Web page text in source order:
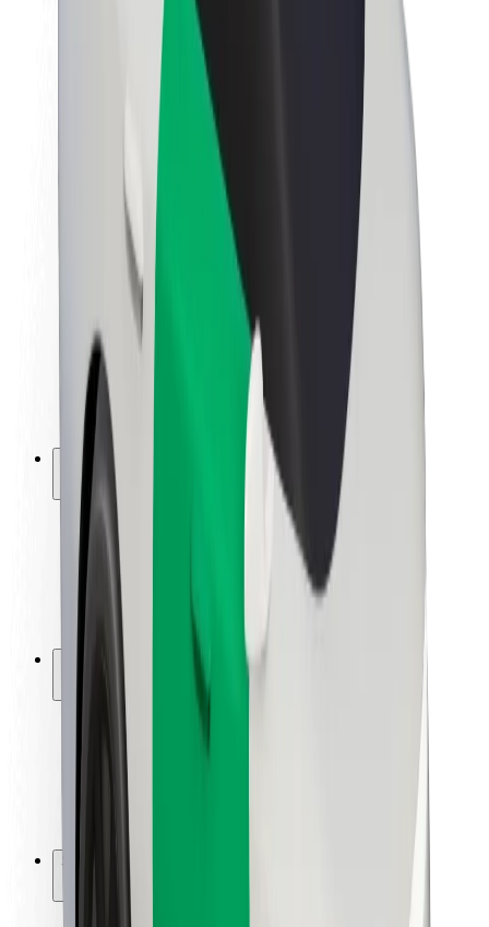
Informazioni Su Bolt
Sostenibilità in Bolt
Project Zero
Sala stampa
Linee guida del marchio
Missione
Relazioni con gli investitori
Leadership
Marca
Media
Fondo Urban
Sicurezza
Viaggia in sicurezza
Guida in sicurezza
Vai in sicurezza
Laboratorio sulla Sicurezza
Posizioni
Soluzioni Per la Città
Aeroporti
Stazioni di ricarica
Supporto
Per i Guidatori